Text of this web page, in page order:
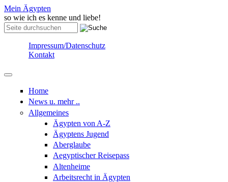
Skip to content
Skip to navigation
Mein Ägypten
so wie ich es kenne und liebe!
Suche
Impressum/Datenschutz
Kontakt
Home
News u. mehr ..
Allgemeines
Ägypten von A-Z
Ägyptens Jugend
Aberglaube
Aegyptischer Reisepass
Altenheime
Arbeitsrecht in Ägypten